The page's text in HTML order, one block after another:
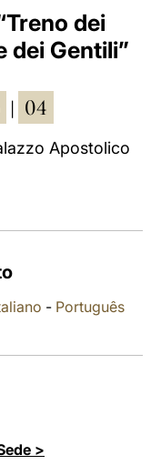
ESPAÑOL
DEUTSCH
العربيّة
中文
dei
dei Gentili”
04
Apostolico
- Português
>